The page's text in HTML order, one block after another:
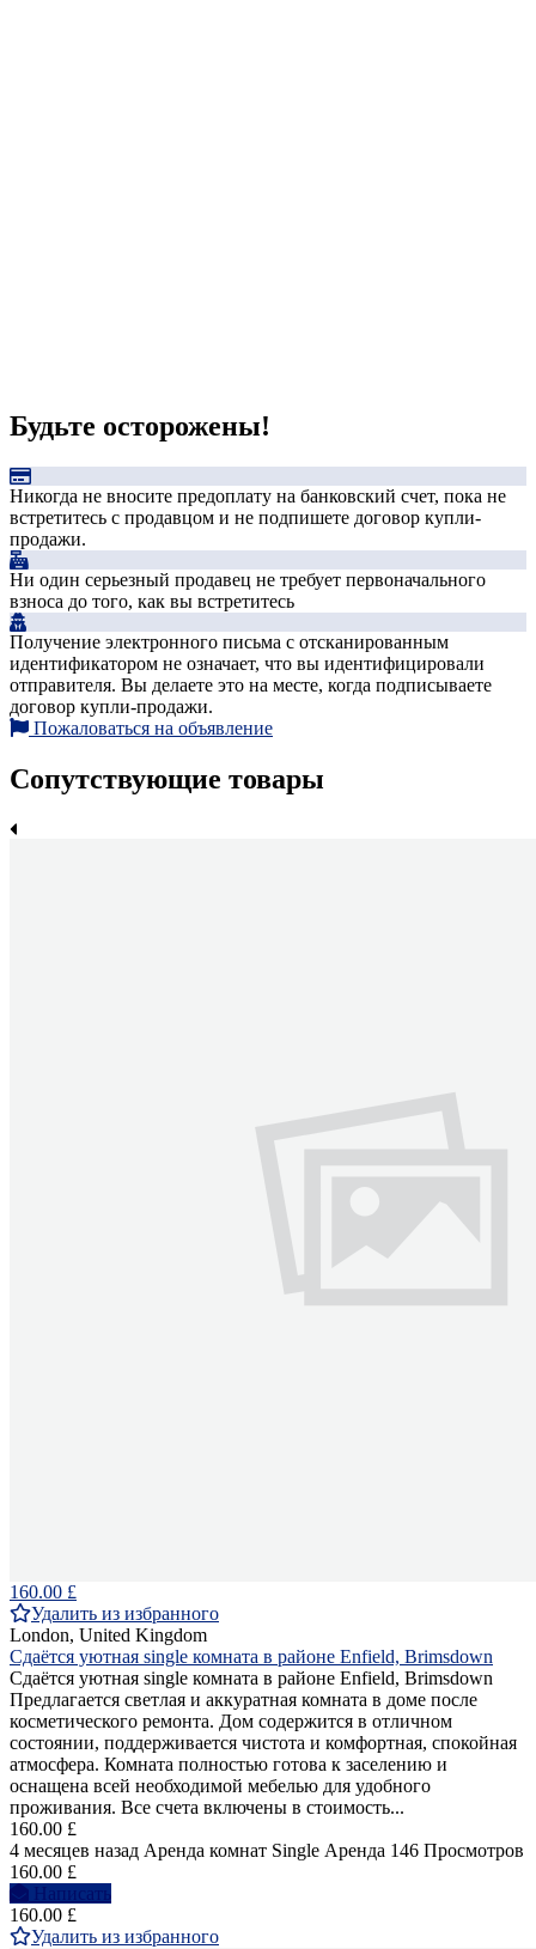
Будьте осторожены!
Никогда не вносите предоплату на банковский счет, пока не
встретитесь с продавцом и не подпишете договор купли-
продажи.
Ни один серьезный продавец не требует первоначального
взноса до того, как вы встретитесь
Получение электронного письма с отсканированным
идентификатором не означает, что вы идентифицировали
отправителя. Вы делаете это на месте, когда подписываете
договор купли-продажи.
Пожаловаться на объявление
Сопутствующие товары
160.00 £
Удалить из избранного
London, United Kingdom
Сдаётся уютная single комната в районе Enfield, Brimsdown
Сдаётся уютная single комната в районе Enfield, Brimsdown
Предлагается светлая и аккуратная комната в доме после
косметического ремонта. Дом содержится в отличном
состоянии, поддерживается чистота и комфортная, спокойная
атмосфера. Комната полностью готова к заселению и
оснащена всей необходимой мебелью для удобного
проживания. Все счета включены в стоимость...
160.00 £
4 месяцев назад Аренда комнат Single Аренда 146 Просмотров
160.00 £
Написать
160.00 £
Удалить из избранного